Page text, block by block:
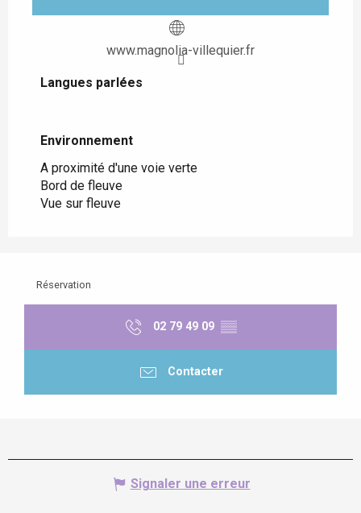
www.magnolia-villequier.fr
Langues parlées
Langues parlées
Environnement
Environnement
A proximité d'une voie verte
Bord de fleuve
Vue sur fleuve
Réservation
02 79 49 09 ▒▒
Contacter
Signaler une erreur